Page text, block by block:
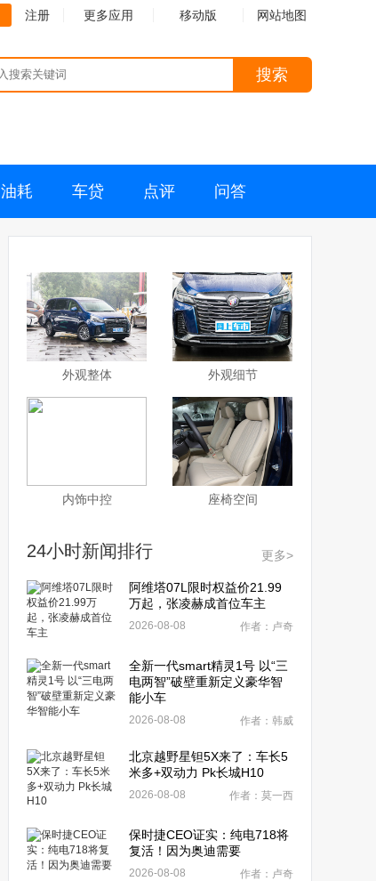
注册 更多应用 移动版 网站地图
搜索
油耗 车贷 点评 问答
外观整体 外观细节
内饰中控 座椅空间
24小时新闻排行 更多>
阿维塔07L限时权益价21.99
万起，张凌赫成首位车主
2026-08-08 作者：卢奇
全新一代smart精灵1号 以“三
电两智”破壁重新定义豪华智
能小车
2026-08-08 作者：韩威
北京越野星钽5X来了：车长5
米多+双动力 Pk长城H10
2026-08-08 作者：莫一西
保时捷CEO证实：纯电718将
复活！因为奥迪需要
2026-08-08 作者：卢奇